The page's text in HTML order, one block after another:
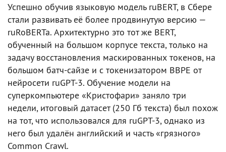
Успешно обучив языковую модель ruBERT, в Сбере
стали развивать её более продвинутую версию —
ruRoBERTa. Архитектурно это тот же BERT,
обученный на большом корпусе текста, только на
задачу восстановления маскированных токенов, на
большом батч-сайзе и с токенизатором BBPE от
нейросети ruGPT-3. Обучение модели на
суперкомпьютере «Кристофари» заняло три
недели, итоговый датасет (250 Гб текста) был похож
на тот, что использовался для ruGPT-3, однако из
него был удалён английский и часть «грязного»
Common Crawl.